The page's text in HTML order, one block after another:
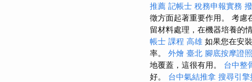
推薦 記帳士 稅務申報實務
徵方面起著重要作用。 考慮
留材料處理，在機器培養的
帳士 課程 高雄 如果您在安
率。 外燴 臺北 腳底按摩證照
地覆蓋，這很有用。 台中整
好。 台中氣結推拿 搜尋引擎